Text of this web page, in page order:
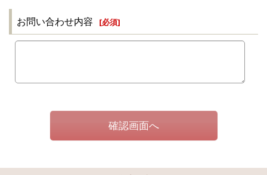
お問い合わせ内容 [必須]
確認画面へ